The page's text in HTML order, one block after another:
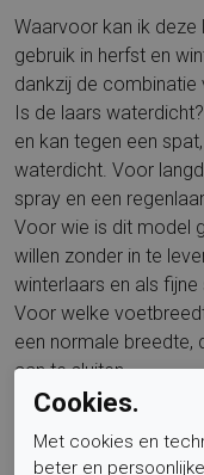
Waarvoor kan ik deze
gebruik in herfst en
dankzij de combinatie
Is de laars
en kan tegen een
waterdicht. Voor
spray en een
Voor wie is dit model
willen zonder in te
winterlaars en als
Voor welke
een normale breedte,
aan te sluiten.
Is het voetbed
schoen.
Cookies.
Met cookies en
beter en